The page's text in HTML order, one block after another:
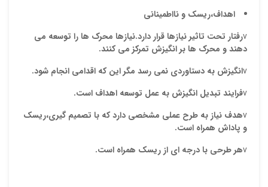
اهداف،ریسک و نااطمینانی
vرفتار تحت تاثیر نیازها قرار دارد.نیازها محرک ها را توسعه می
دهند و محرک ها بر انگیزش تمرکز می کنند.
vانگیزش به دستاوردی نمی رسد مگر این که اقدامی انجام شود.
vفرایند تبدیل انگیزش به عمل توسعه اهداف است.
vهدف نیاز به طرح عملی مشخصی دارد که با تصمیم گیری،ریسک
و پاداش همراه است.
vهر طرحی با درجه ای از ریسک همراه است.